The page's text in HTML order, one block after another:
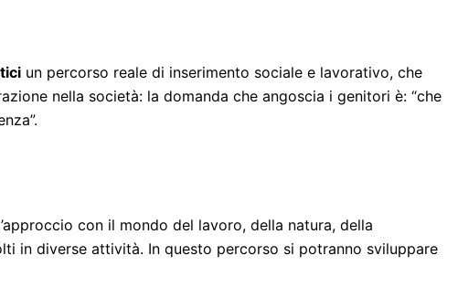
un percorso reale di inserimento sociale e lavorativo, che
nella società: la domanda che angoscia i genitori è: “che
con il mondo del lavoro, della natura, della
in diverse attività. In questo percorso si potranno sviluppare